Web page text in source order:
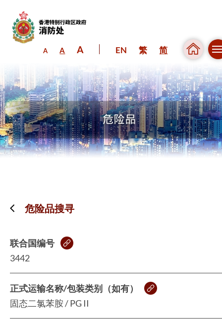
A A A EN 繁 简
危险品搜寻
联合国编号
3442
正式运输名称/包装类别（如有）
固态二氯苯胺 / PG II